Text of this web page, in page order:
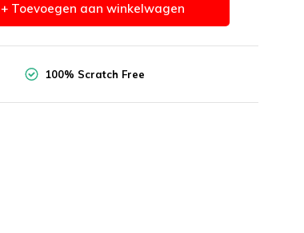
+ Toevoegen aan winkelwagen
100% Scratch Free